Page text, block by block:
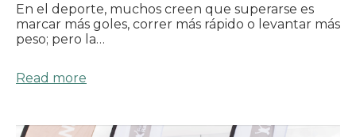
En el deporte, muchos creen que superarse es
marcar más goles, correr más rápido o levantar más
peso; pero la…
Read more